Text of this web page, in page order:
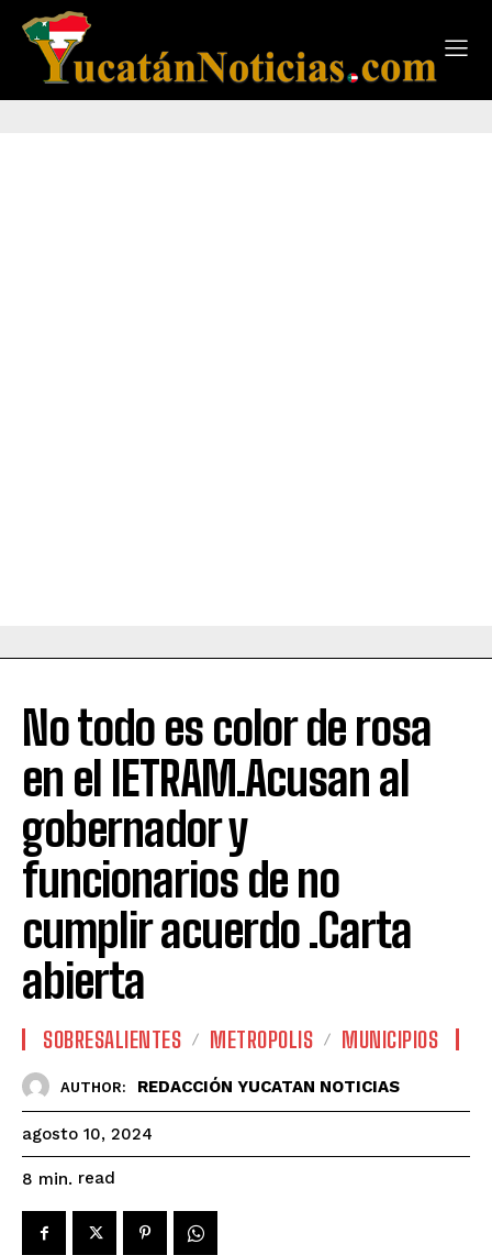
No todo es color de rosa
en el IETRAM.Acusan al
gobernador y
funcionarios de no
cumplir acuerdo .Carta
abierta
SOBRESALIENTES METROPOLIS MUNICIPIOS
AUTHOR: REDACCIÓN YUCATAN NOTICIAS
agosto 10, 2024
8 min. read